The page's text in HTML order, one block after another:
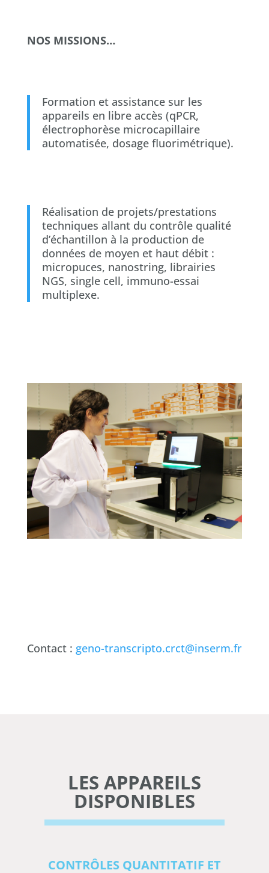
NOS MISSIONS…
Formation et assistance sur les
appareils en libre accès (qPCR,
électrophorèse microcapillaire
automatisée, dosage fluorimétrique).
Réalisation de projets/prestations
techniques allant du contrôle qualité
d’échantillon à la production de
données de moyen et haut débit :
micropuces, nanostring, librairies
NGS, single cell, immuno-essai
multiplexe.
Contact : geno-transcripto.crct@inserm.fr
LES APPAREILS
DISPONIBLES
CONTRÔLES QUANTITATIF ET